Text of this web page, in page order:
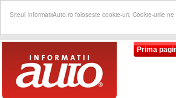
Siteul InformatiiAuto.ro foloseste cookie-uri. Cookie-urile
Prima